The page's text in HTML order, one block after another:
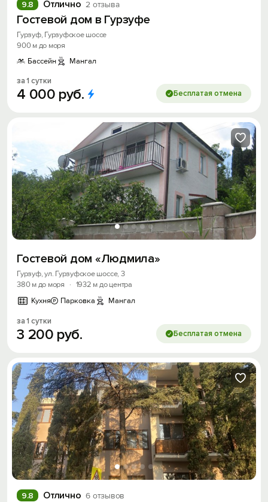
Отлично 2 отзыва
9.8
Гостевой дом в Гурзуфе
Гурзуф, Гурзуфское шоссе
900 м до моря
Бассейн
Мангал
за 1 сутки
4 000 руб. Бесплатая отмена
Гостевой дом «Людмила»
Гурзуф, ул. Гурзуфское шоссе, 3
380 м до моря
· 1932 м до центра
Кухня
Парковка Мангал
за 1 сутки
3 200 руб. Бесплатая отмена
Отлично 6 отзывов
9.8
Скидка −5%
Хочешь дешевле? Оставь почту и получи
промокод на первое бронирование!
Получить промокод
Вход на сайт
Войти или
Войти
Войти с помощью